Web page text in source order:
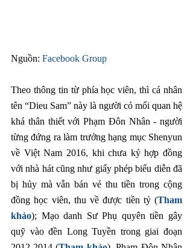
Nguồn: Facebook Group
Theo thông tin từ phía học viên, thì cá nhân
tên “Dieu Sam” này là người có mối quan hệ
khá thân thiết với Phạm Đôn Nhân - người
từng đứng ra làm trưởng hạng mục Shenyun
về Việt Nam 2016, khi chưa ký hợp đồng
với nhà hát cũng như giấy phép biểu diễn đã
bị hủy mà vẫn bán vé thu tiền trong cộng
đồng học viên, thu về được tiền tỷ (Tham
khảo); Mạo danh Sư Phụ quyên tiền gây
quỹ vào đền Long Tuyền trong giai đoạn